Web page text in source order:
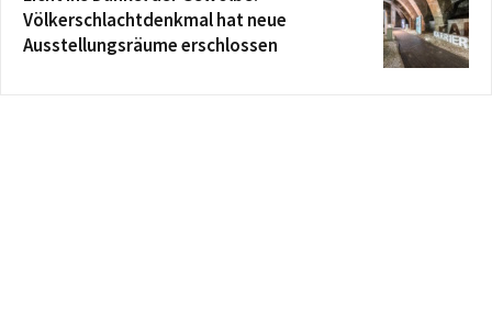
Völkerschlachtdenkmal hat neue
Ausstellungsräume erschlossen